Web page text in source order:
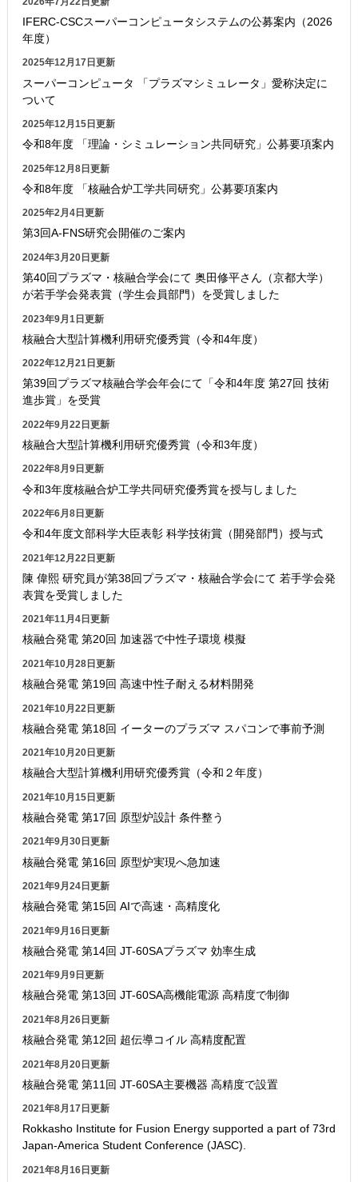
IFERC-CSCスーパーコンピュータシステムの公募案内（2026
年度）
2025年12月17日更新
スーパーコンピュータ 「プラズマシミュレータ」愛称決定に
ついて
2025年12月15日更新
令和8年度 「理論・シミュレーション共同研究」公募要項案内
2025年12月8日更新
令和8年度 「核融合炉工学共同研究」公募要項案内
2025年2月4日更新
第3回A-FNS研究会開催のご案内
2024年3月20日更新
第40回プラズマ・核融合学会にて 奥田修平さん（京都大学）
が若手学会発表賞（学生会員部門）を受賞しました
2023年9月1日更新
核融合大型計算機利用研究優秀賞（令和4年度）
2022年12月21日更新
第39回プラズマ核融合学会年会にて「令和4年度 第27回 技術
進歩賞」を受賞
2022年9月22日更新
核融合大型計算機利用研究優秀賞（令和3年度）
2022年8月9日更新
令和3年度核融合炉工学共同研究優秀賞を授与しました
2022年6月8日更新
令和4年度文部科学大臣表彰 科学技術賞（開発部門）授与式
2021年12月22日更新
陳 偉熙 研究員が第38回プラズマ・核融合学会にて 若手学会発
表賞を受賞しました
2021年11月4日更新
核融合発電 第20回 加速器で中性子環境 模擬
2021年10月28日更新
核融合発電 第19回 高速中性子耐える材料開発
2021年10月22日更新
核融合発電 第18回 イーターのプラズマ スパコンで事前予測
2021年10月20日更新
核融合大型計算機利用研究優秀賞（令和２年度）
2021年10月15日更新
核融合発電 第17回 原型炉設計 条件整う
2021年9月30日更新
核融合発電 第16回 原型炉実現へ急加速
2021年9月24日更新
核融合発電 第15回 AIで高速・高精度化
2021年9月16日更新
核融合発電 第14回 JT-60SAプラズマ 効率生成
2021年9月9日更新
核融合発電 第13回 JT-60SA高機能電源 高精度で制御
2021年8月26日更新
核融合発電 第12回 超伝導コイル 高精度配置
2021年8月20日更新
核融合発電 第11回 JT-60SA主要機器 高精度で設置
2021年8月17日更新
Rokkasho Institute for Fusion Energy supported a part of 73rd
Japan-America Student Conference (JASC).
2021年8月16日更新